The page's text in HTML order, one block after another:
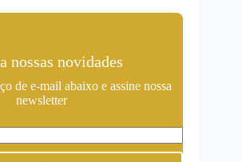
nossas novidades
de e-mail abaixo e assine nossa
newsletter